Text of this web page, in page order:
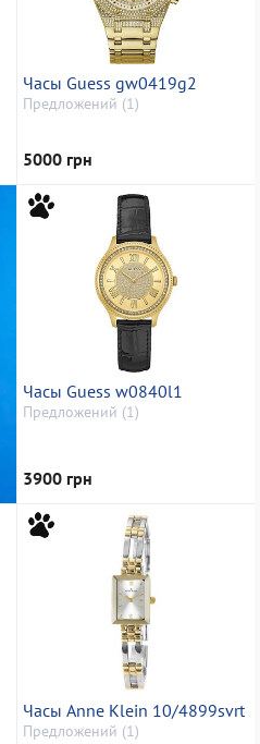
Часы Guess gw0419g2
Предложений (1)
5000 грн
Часы Guess w0840l1
Предложений (1)
3900 грн
Часы Anne Klein 10/4899svrt
Предложений (1)